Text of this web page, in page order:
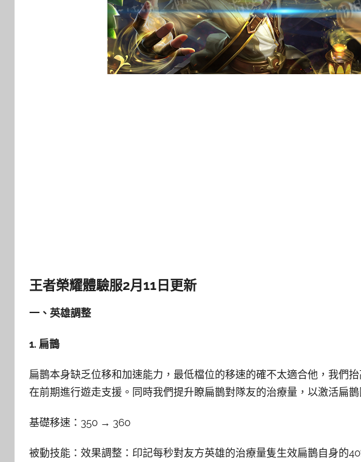
王者榮耀體驗服2月11日更新
一、英雄調整
1. 扁鵲
扁鵲本身缺乏位移和加速能力，最低檔位的移速的確不太適合他，我們
在前期進行遊走支援。同時我們提升瞭扁鵲對隊友的治療量，以激活扁鵲
基礎移速：350 → 360
被動技能：效果調整：印記每秒對友方英雄的治療量隻生效扁鵲自身的